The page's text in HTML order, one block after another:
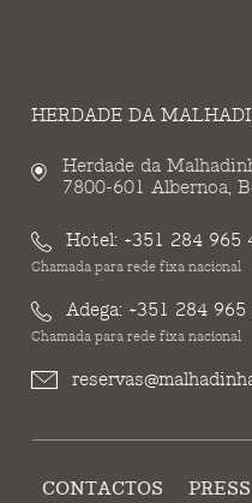
HERDADE DA
Herdade da
7800-601 Albernoa,
Hotel: +351 284 965
Chamada para rede fixa nacional
Adega: +351 284 965
Chamada para rede fixa nacional
CONTACTOS PRESS